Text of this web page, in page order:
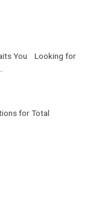
You Looking for
for Total